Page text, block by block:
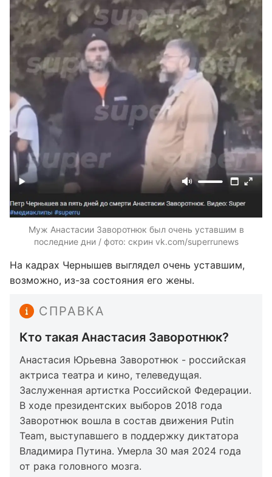
Муж Анастасии Заворотнюк был очень уставшим в
последние дни / фото: скрин vk.com/superrunews
На кадрах Чернышев выглядел очень уставшим,
возможно, из-за состояния его жены.
СПРАВКА
Кто такая Анастасия Заворотнюк?
Анастасия Юрьевна Заворотнюк - российская
актриса театра и кино, телеведущая.
Заслуженная артистка Российской Федерации.
В ходе президентских выборов 2018 года
Заворотнюк вошла в состав движения Putin
Team, выступавшего в поддержку диктатора
Владимира Путина. Умерла 30 мая 2024 года
от рака головного мозга.